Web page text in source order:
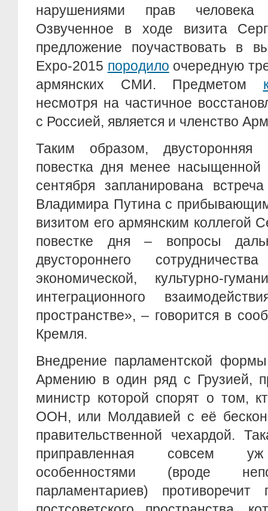
нарушениями прав человека
Озвученное в ходе визита
предложение поучаствовать в
Expo-2015 породило очередную
армянских СМИ. Предметом
несмотря на частичное
с Россией, является и членство
Таким образом, двусторонняя
повестка дня менее
сентября запланирована
Владимира Путина с
визитом его армянским коллегой
повестке дня – вопросы
двустороннего
экономической, культурно-
интеграционного
пространстве», – говорится в
Кремля.
Внедрение парламентской
Армению в один ряд с Грузией,
министр которой спорят о том,
ООН, или Молдавией с её
правительственной чехардой.
приправленная совсем уж
особенностями (вроде
парламентариев) противоречит